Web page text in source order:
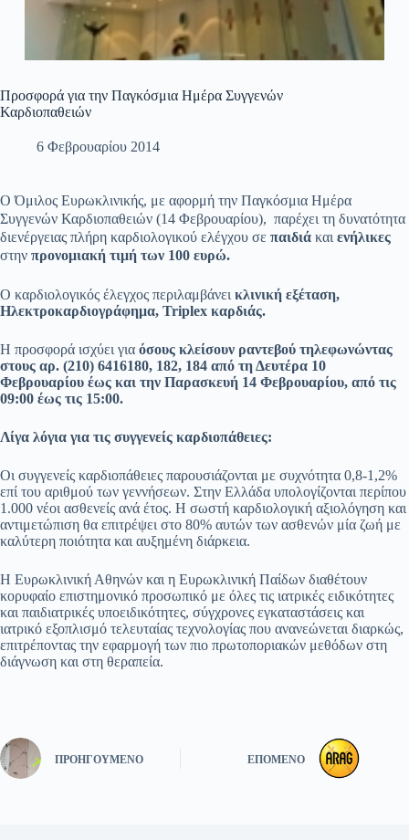
Προσφορά για την Παγκόσμια Ημέρα Συγγενών
Καρδιοπαθειών
6 Φεβρουαρίου 2014
Ο Όμιλος Ευρωκλινικής, με αφορμή την Παγκόσμια Ημέρα
Συγγενών Καρδιοπαθειών (14 Φεβρουαρίου), παρέχει τη δυνατότητα
διενέργειας πλήρη καρδιολογικού ελέγχου σε παιδιά και ενήλικες
στην προνομιακή τιμή των 100 ευρώ.
Ο καρδιολογικός έλεγχος περιλαμβάνει κλινική εξέταση,
Ηλεκτροκαρδιογράφημα, Triplex καρδιάς.
Η προσφορά ισχύει για όσους κλείσουν ραντεβού τηλεφωνώντας
στους αρ. (210) 6416180, 182, 184 από τη Δευτέρα 10
Φεβρουαρίου έως και την Παρασκευή 14 Φεβρουαρίου, από τις
09:00 έως τις 15:00.
Λίγα λόγια για τις συγγενείς καρδιοπάθειες:
Οι συγγενείς καρδιοπάθειες παρουσιάζονται με συχνότητα 0,8-1,2%
επί του αριθμού των γεννήσεων. Στην Ελλάδα υπολογίζονται περίπου
1.000 νέοι ασθενείς ανά έτος. Η σωστή καρδιολογική αξιολόγηση και
αντιμετώπιση θα επιτρέψει στο 80% αυτών των ασθενών μία ζωή με
καλύτερη ποιότητα και αυξημένη διάρκεια.
Η Ευρωκλινική Αθηνών και η Ευρωκλινική Παίδων διαθέτουν
κορυφαίο επιστημονικό προσωπικό με όλες τις ιατρικές ειδικότητες
και παιδιατρικές υποειδικότητες, σύγχρονες εγκαταστάσεις και
ιατρικό εξοπλισμό τελευταίας τεχνολογίας που ανανεώνεται διαρκώς,
επιτρέποντας την εφαρμογή των πιο πρωτοποριακών μεθόδων στη
διάγνωση και στη θεραπεία.
ΠΡΟΗΓΟΎΜΕΝΟ ΕΠΌΜΕΝΟ